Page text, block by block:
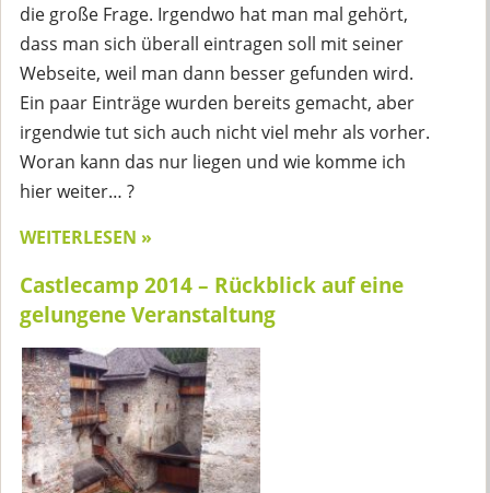
die große Frage. Irgendwo hat man mal gehört,
dass man sich überall eintragen soll mit seiner
Webseite, weil man dann besser gefunden wird.
Ein paar Einträge wurden bereits gemacht, aber
irgendwie tut sich auch nicht viel mehr als vorher.
Woran kann das nur liegen und wie komme ich
hier weiter… ?
WEITERLESEN »
Castlecamp 2014 – Rückblick auf eine
gelungene Veranstaltung